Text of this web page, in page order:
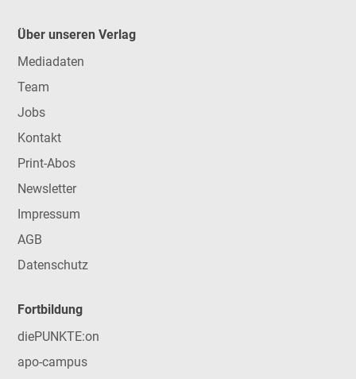
Über unseren Verlag
Mediadaten
Team
Jobs
Kontakt
Print-Abos
Newsletter
Impressum
AGB
Datenschutz
Fortbildung
diePUNKTE:on
apo-campus